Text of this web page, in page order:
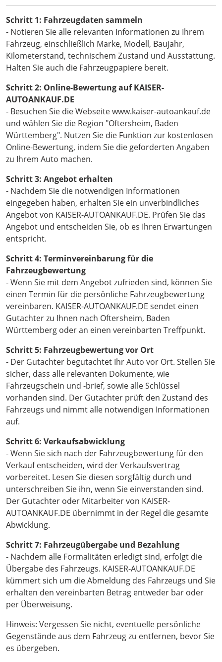
Schritt 1: Fahrzeugdaten sammeln
- Notieren Sie alle relevanten Informationen zu Ihrem
Fahrzeug, einschließlich Marke, Modell, Baujahr,
Kilometerstand, technischem Zustand und Ausstattung.
Halten Sie auch die Fahrzeugpapiere bereit.
Schritt 2: Online-Bewertung auf KAISER-
AUTOANKAUF.DE
- Besuchen Sie die Webseite www.kaiser-autoankauf.de
und wählen Sie die Region "Oftersheim, Baden
Württemberg". Nutzen Sie die Funktion zur kostenlosen
Online-Bewertung, indem Sie die geforderten Angaben
zu Ihrem Auto machen.
Schritt 3: Angebot erhalten
- Nachdem Sie die notwendigen Informationen
eingegeben haben, erhalten Sie ein unverbindliches
Angebot von KAISER-AUTOANKAUF.DE. Prüfen Sie das
Angebot und entscheiden Sie, ob es Ihren Erwartungen
entspricht.
Schritt 4: Terminvereinbarung für die
Fahrzeugbewertung
- Wenn Sie mit dem Angebot zufrieden sind, können Sie
einen Termin für die persönliche Fahrzeugbewertung
vereinbaren. KAISER-AUTOANKAUF.DE sendet einen
Gutachter zu Ihnen nach Oftersheim, Baden
Württemberg oder an einen vereinbarten Treffpunkt.
Schritt 5: Fahrzeugbewertung vor Ort
- Der Gutachter begutachtet Ihr Auto vor Ort. Stellen Sie
sicher, dass alle relevanten Dokumente, wie
Fahrzeugschein und -brief, sowie alle Schlüssel
vorhanden sind. Der Gutachter prüft den Zustand des
Fahrzeugs und nimmt alle notwendigen Informationen
auf.
Schritt 6: Verkaufsabwicklung
- Wenn Sie sich nach der Fahrzeugbewertung für den
Verkauf entscheiden, wird der Verkaufsvertrag
vorbereitet. Lesen Sie diesen sorgfältig durch und
unterschreiben Sie ihn, wenn Sie einverstanden sind.
Der Gutachter oder Mitarbeiter von KAISER-
AUTOANKAUF.DE übernimmt in der Regel die gesamte
Abwicklung.
Schritt 7: Fahrzeugübergabe und Bezahlung
- Nachdem alle Formalitäten erledigt sind, erfolgt die
Übergabe des Fahrzeugs. KAISER-AUTOANKAUF.DE
kümmert sich um die Abmeldung des Fahrzeugs und Sie
erhalten den vereinbarten Betrag entweder bar oder
per Überweisung.
Hinweis: Vergessen Sie nicht, eventuelle persönliche
Gegenstände aus dem Fahrzeug zu entfernen, bevor Sie
es übergeben.